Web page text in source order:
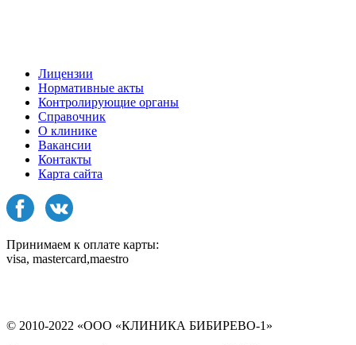
Лицензии
Нормативные акты
Контролирующие органы
Справочник
О клинике
Вакансии
Контакты
Карта сайта
Принимаем к оплате карты:
visa, mastercard,maestro
© 2010-2022 «ООО «КЛИНИКА БИБИРЕВО-1»